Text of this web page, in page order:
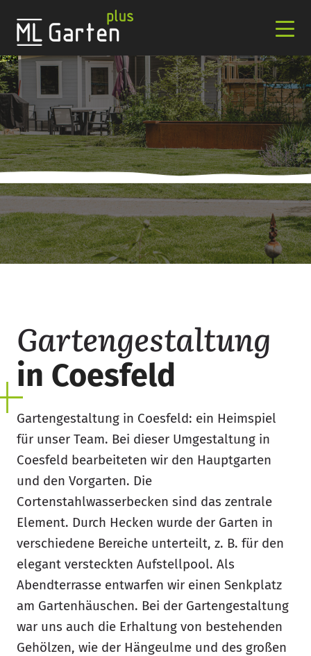
Gartengestaltung
in Coesfeld
Gartengestaltung in Coesfeld: ein Heimspiel
für unser Team. Bei dieser Umgestaltung in
Coesfeld bearbeiteten wir den Hauptgarten
und den Vorgarten. Die
Cortenstahlwasserbecken sind das zentrale
Element. Durch Hecken wurde der Garten in
verschiedene Bereiche unterteilt, z. B. für den
elegant versteckten Aufstellpool. Als
Abendterrasse entwarfen wir einen Senkplatz
am Gartenhäuschen. Bei der Gartengestaltung
war uns auch die Erhaltung von bestehenden
Gehölzen, wie der Hängeulme und des großen